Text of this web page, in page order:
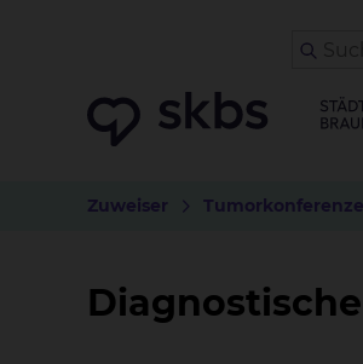
Zuweiser